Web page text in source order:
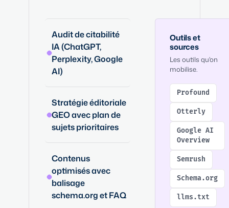
Audit de citabilité
IA (ChatGPT,
Perplexity, Google
AI)
Stratégie éditoriale
GEO avec plan de
sujets prioritaires
Contenus
optimisés avec
balisage
schema.org et FAQ
Outils et
sources
Les outils qu'on
mobilise.
Profound
Otterly
Google AI
Overview
Semrush
Schema.org
llms.txt